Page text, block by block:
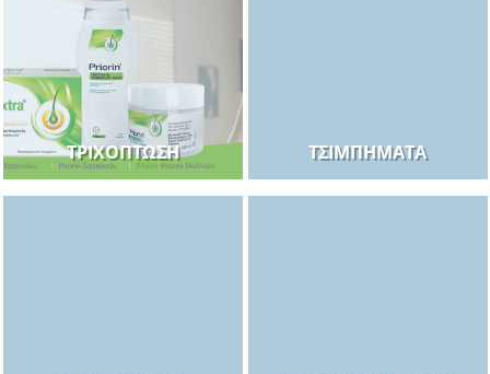
ΤΡΙΧΌΠΤΩΣΗ ΤΣΙΜΠΉΜΑΤΑ